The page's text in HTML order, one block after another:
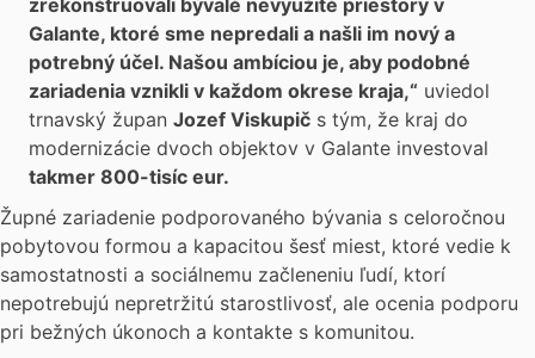
Galante, ktoré sme nepredali a našli im nový a
potrebný účel. Našou ambíciou je, aby podobné
zariadenia vznikli v každom okrese kraja,“ uviedol
trnavský župan Jozef Viskupič s tým, že kraj do
modernizácie dvoch objektov v Galante investoval
takmer 800-tisíc eur.
Župné zariadenie podporovaného bývania s celoročnou
pobytovou formou a kapacitou šesť miest, ktoré vedie k
samostatnosti a sociálnemu začleneniu ľudí, ktorí
nepotrebujú nepretržitú starostlivosť, ale ocenia podporu
pri bežných úkonoch a kontakte s komunitou.